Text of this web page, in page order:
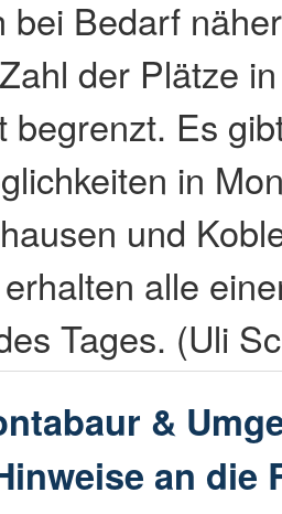
bei Bedarf
der Plätze
begrenzt. Es
in
und
alle
Tages. (Uli
&
an die